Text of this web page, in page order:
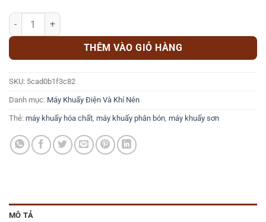
Máy khuấy sơn cầm tay dùng điện số lượng
THÊM VÀO GIỎ HÀNG
SKU: 5cad0b1f3c82
Danh mục: Máy Khuấy Điện Và Khí Nén
Thẻ: máy khuấy hóa chất máy khuấy phân bón máy khuấy sơn
MÔ TẢ